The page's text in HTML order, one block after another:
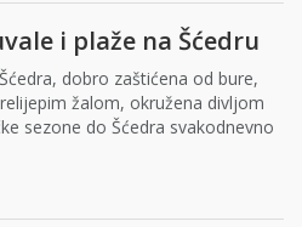
i plaže na Šćedru
dobro zaštićena od bure,
žalom, okružena divljom
sezone do Šćedra svakodnevno